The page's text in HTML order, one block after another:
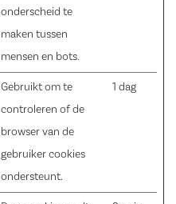
onderscheid te
maken tussen
mensen en bots.
Gebruikt om te
controleren of de
browser van de
gebruiker cookies
ondersteunt.
1 dag